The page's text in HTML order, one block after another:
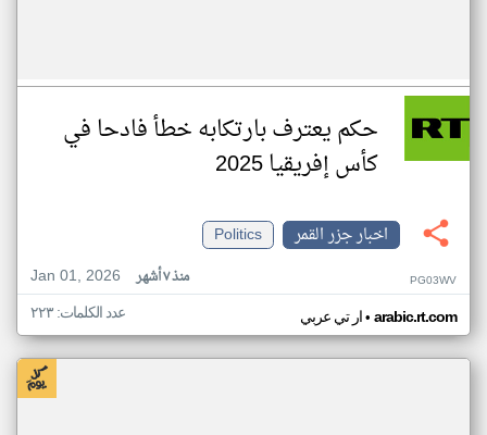
حكم يعترف بارتكابه خطأ فادحا في
كأس إفريقيا 2025
اخبار جزر القمر
Politics
Jan 01, 2026
منذ ٧ أشهر PG03WV
ار تي عربي• arabic.rt.com عدد الكلمات: ٢٢٣